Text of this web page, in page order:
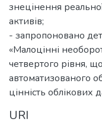
знецінення
активів;
- запропоновано
«Малоцінні
четвертого рівня,
автоматизованого
цінність облікових
URI